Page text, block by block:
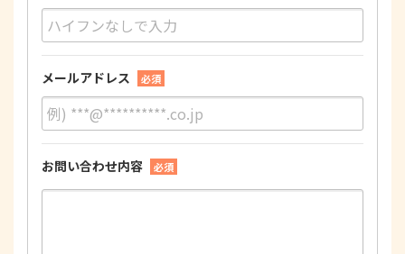
メールアドレス 必須
お問い合わせ内容 必須